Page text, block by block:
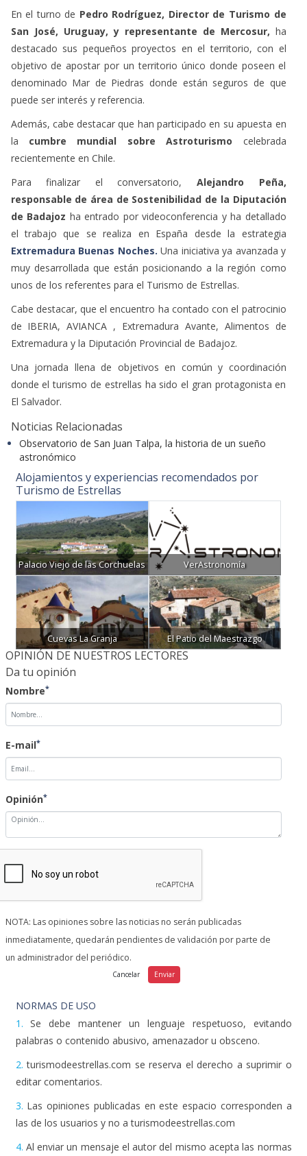
En el turno de Pedro Rodríguez, Director de Turismo de
San José, Uruguay, y representante de Mercosur, ha
destacado sus pequeños proyectos en el territorio, con el
objetivo de apostar por un territorio único donde poseen el
denominado Mar de Piedras donde están seguros de que
puede ser interés y referencia.
Además, cabe destacar que han participado en su apuesta en
la cumbre mundial sobre Astroturismo celebrada
recientemente en Chile.
Para finalizar el conversatorio, Alejandro Peña,
responsable de área de Sostenibilidad de la Diputación
de Badajoz ha entrado por videoconferencia y ha detallado
el trabajo que se realiza en España desde la estrategia
Extremadura Buenas Noches. Una iniciativa ya avanzada y
muy desarrollada que están posicionando a la región como
unos de los referentes para el Turismo de Estrellas.
Cabe destacar, que el encuentro ha contado con el patrocinio
de IBERIA, AVIANCA , Extremadura Avante, Alimentos de
Extremadura y la Diputación Provincial de Badajoz.
Una jornada llena de objetivos en común y coordinación
donde el turismo de estrellas ha sido el gran protagonista en
El Salvador.
Noticias Relacionadas
Observatorio de San Juan Talpa, la historia de un sueño
astronómico
Alojamientos y experiencias recomendados por
Turismo de Estrellas
Palacio Viejo de las Corchuelas VerAstronomía
Cuevas La Granja El Patio del Maestrazgo
OPINIÓN DE NUESTROS LECTORES
Da tu opinión
Nombre*
E-mail*
Opinión*
NOTA: Las opiniones sobre las noticias no serán publicadas
inmediatamente, quedarán pendientes de validación por parte de
un administrador del periódico.
NORMAS DE USO
1. Se debe mantener un lenguaje respetuoso, evitando
palabras o contenido abusivo, amenazador u obsceno.
2. turismodeestrellas.com se reserva el derecho a suprimir o
editar comentarios.
3. Las opiniones publicadas en este espacio corresponden a
las de los usuarios y no a turismodeestrellas.com
4. Al enviar un mensaje el autor del mismo acepta las normas